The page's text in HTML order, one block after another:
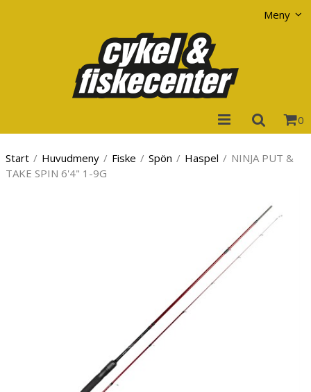
Meny
0
Start / Huvudmeny / Fiske / Spön / Haspel / NINJA PUT &
TAKE SPIN 6'4" 1-9G